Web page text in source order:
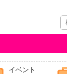
イベント